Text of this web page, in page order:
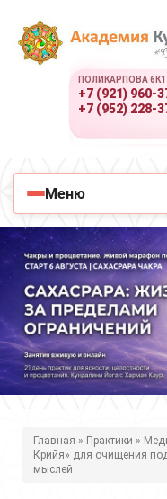
ПОЛИКАРПОВА 6К1
+7 (921) 960-
+7 (952) 228-
Меню
Главная » Практики »
Крийя» для очищения
мыслей